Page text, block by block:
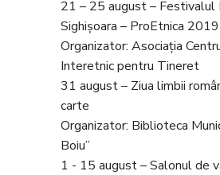
21 – 25 august –
Sighișoara – ProEtnica 2019
Organizator: Asociația
Interetnic pentru Tineret
31 august – Ziua limbii
carte
Organizator: Biblioteca
Boiu”
1 - 15 august – Salonul de